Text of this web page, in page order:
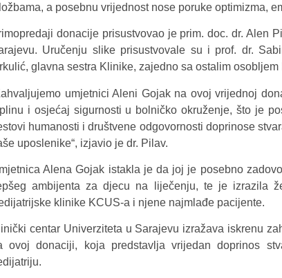
a posebnu vrijednost nose poruke optimizma,
donacije prisustvovao je prim. doc. dr. Alen
Uručenju slike prisustvovale su i prof. dr.
glavna sestra Klinike, zajedno sa ostalim osobljem
umjetnici Aleni Gojak na ovoj vrijednoj
i osjećaj sigurnosti u bolničko okruženje, što je
humanosti i društvene odgovornosti doprinose
uposlenike“, izjavio je dr. Pilav.
Alena Gojak istakla je da joj je posebno
ambijenta za djecu na liječenju, te je izrazila
klinike KCUS-a i njene najmlađe pacijente.
centar Univerziteta u Sarajevu izražava iskrenu
ovoj donaciji, koja predstavlja vrijedan doprinos